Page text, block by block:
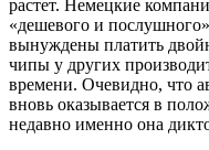
растет. Немецкие
«дешевого и
вынуждены платить
чипы у других
времени. Очевидно, что
вновь оказывается в
недавно именно она